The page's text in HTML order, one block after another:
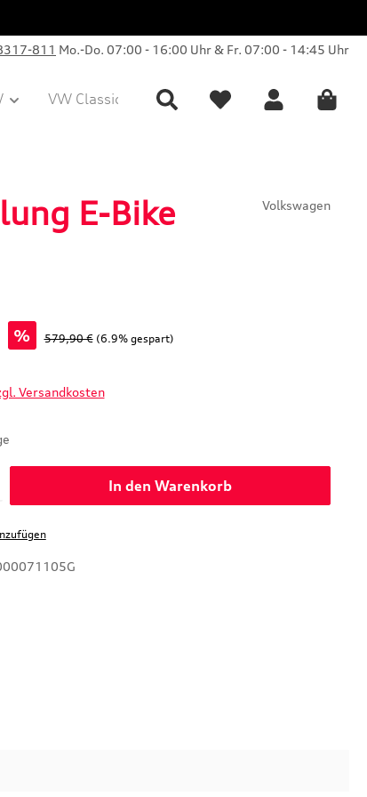
811 Mo.-Do. 07:00 - 16:00 Uhr & Fr. 07:00 - 14:45 Uhr
VW Classic Parts Sale Collection
E-Bike
Volkswagen
% Regulärer Preis:
579,90 € (6.9% gespart)
Versandkosten
den gewünschten Wert ein oder benutze die Schaltflächen um
In den Warenkorb